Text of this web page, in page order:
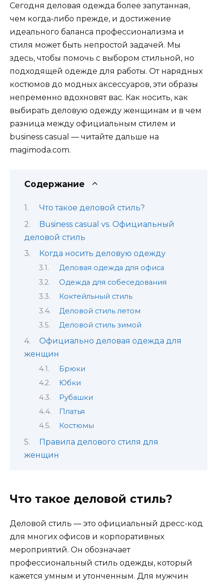
Сегодня деловая одежда более запутанная,
чем когда-либо прежде, и достижение
идеального баланса профессионализма и
стиля может быть непростой задачей. Мы
здесь, чтобы помочь с выбором стильной, но
подходящей одежде для работы. От нарядных
костюмов до модных аксессуаров, эти образы
непременно вдохновят вас. Как носить, как
выбирать деловую одежду женщинам и в чем
разница между официальным стилем и
business casual — читайте дальше на
magimoda.com.
Содержание
Что такое деловой стиль?
Business casual vs. Официальный
деловой стиль
Когда носить деловую одежду
Деловая одежда для офиса
Одежда для собеседования
Коктейльный стиль
Деловой стиль летом
Деловой стиль зимой
Официально деловая одежда для
женщин
Брюки
Юбки
Рубашки
Платья
Костюмы
Правила делового стиля для
женщин
Что такое деловой стиль?
Деловой стиль — это официальный дресс-код
для многих офисов и корпоративных
мероприятий. Он обозначает
профессиональный стиль одежды, который
кажется умным и утонченным. Для мужчин